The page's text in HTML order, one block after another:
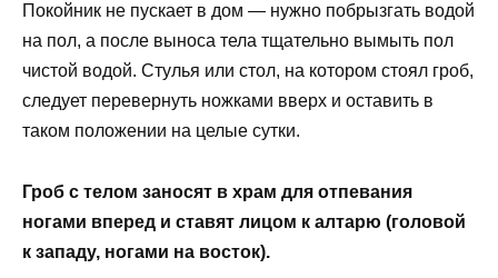
Покойник не пускает в дом — нужно побрызгать водой
на пол, а после выноса тела тщательно вымыть пол
чистой водой. Стулья или стол, на котором стоял гроб,
следует перевернуть ножками вверх и оставить в
таком положении на целые сутки.
Гроб с телом заносят в храм для отпевания
ногами вперед и ставят лицом к алтарю (головой
к западу, ногами на восток).